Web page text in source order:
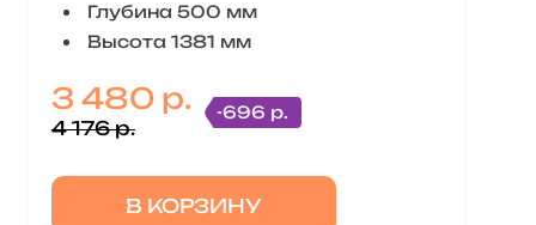
Глубина 500 мм
Высота 1381 мм
3 480 р.
4 176 р.
-696 р.
В КОРЗИНУ